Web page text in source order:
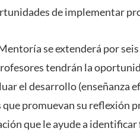
de implementar
se extenderá por
tendrán la
el desarrollo
que promuevan su reflexión
que le ayude a